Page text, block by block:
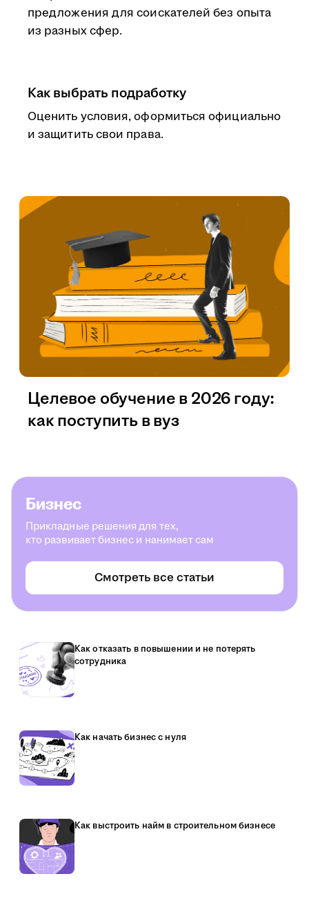
предложения для соискателей без опыта
из разных сфер.
Как выбрать подработку
Оценить условия, оформиться официально
и защитить свои права.
Целевое обучение в 2026 году:
как поступить в вуз
Бизнес
Прикладные решения для тех,
кто развивает бизнес и нанимает сам
Смотреть все статьи
Как отказать в повышении и не потерять
сотрудника
Как начать бизнес с нуля
Как выстроить найм в строительном бизнесе